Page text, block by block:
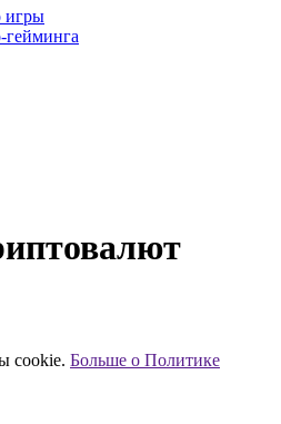
игры
cookie. Больше о Политике